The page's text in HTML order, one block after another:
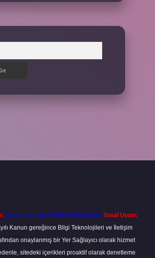
Skype: live:.cid.575569c608265c69 Yasal Uyarı:
Kanun gereğince Bilgi Teknolojileri ve İletişim
onaylanmış bir Yer Sağlayıcı olarak hizmet
sitedeki içerikleri proaktif olarak denetleme